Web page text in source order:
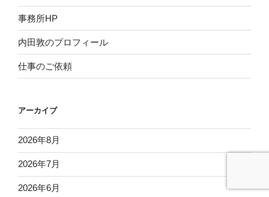
事務所HP
内田敦のプロフィール
仕事のご依頼
アーカイブ
2026年8月
2026年7月
2026年6月